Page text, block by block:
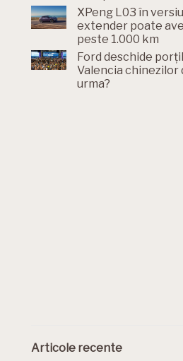
XPeng L03 în
extender poate
peste 1.000 km
Ford deschide
Valencia chinezilor
urma?
Articole recente